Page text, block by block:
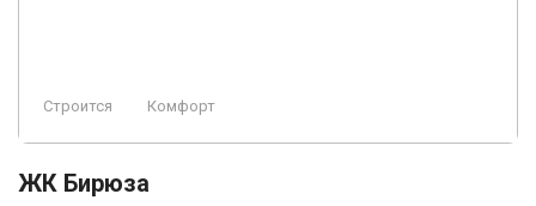
Строится Комфорт
ЖК Бирюза